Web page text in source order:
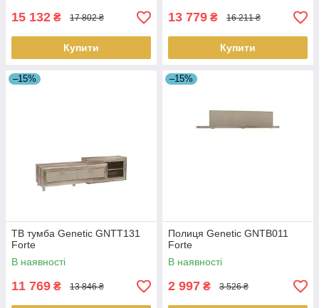
15 132 ₴ 17 802 ₴
Купити
13 779 ₴ 16 211 ₴
Купити
–15%
ТВ тумба Genetic GNTT131
Forte
В наявності
11 769 ₴ 13 846 ₴
–15%
Полиця Genetic GNTB011
Forte
В наявності
2 997 ₴ 3 526 ₴